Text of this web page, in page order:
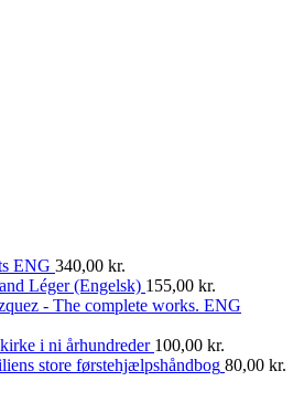
ENG 340,00 kr.
Léger (Engelsk) 155,00 kr.
- The complete works. ENG
i ni århundreder 100,00 kr.
store førstehjælpshåndbog 80,00 kr.